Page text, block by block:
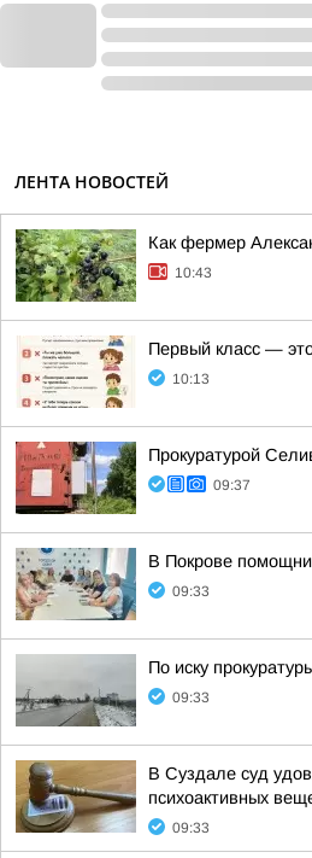
ЛЕНТА НОВОСТЕЙ
Как фермер
10:43
Первый класс —
10:13
Прокуратурой
09:37
В Покрове
09:33
По иску
09:33
В Суздале суд
психоактивных
09:33